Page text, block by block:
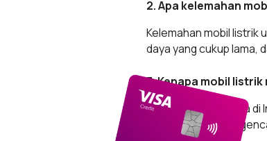
2. Apa kelemahan
Kelemahan mobil listrik
daya yang cukup lama,
3. Kenapa mobil
Mobil listrik terutama di
sendiri dan kurang